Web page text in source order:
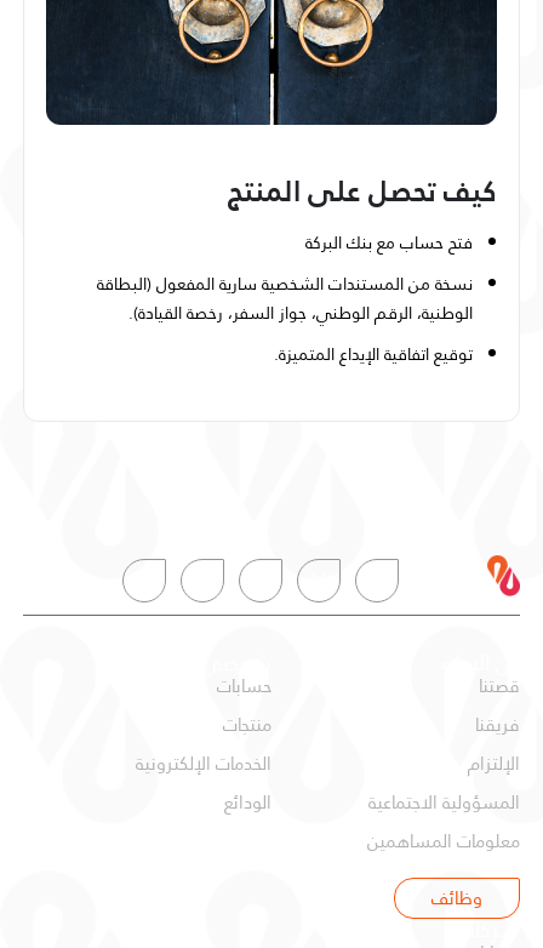
كيف تحصل على المنتج
فتح حساب مع بنك البركة
نسخة من المستندات الشخصية سارية المفعول (البطاقة
الوطنية، الرقم الوطني، جواز السفر، رخصة القيادة).
توقيع اتفاقية الإيداع المتميزة.
قصتنا
فريقنا
الإلتزام
المسؤولية الاجتماعية
معلومات المساهمين
وظائف
حسابات
منتجات
الخدمات الإلكترونية
الودائع
شركات